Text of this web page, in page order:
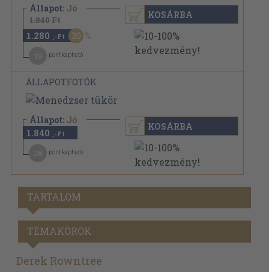
Állapot: Jó
1.840 Ft
1.280 ,-Ft 30
pont kapható
KOSÁRBA
ÁLLAPOTFOTÓK
Állapot: Jó
1.840 ,-Ft
pont kapható
KOSÁRBA
TARTALOM
TÉMAKÖRÖK
Derek Rowntree